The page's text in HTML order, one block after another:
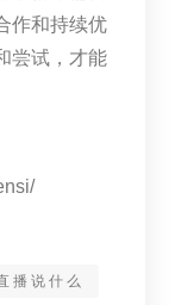
作和持续优
尝试，才能
播说什么